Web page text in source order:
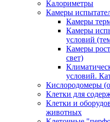
Калориметры
Камеры
Камеры
Камеры
условий
Камеры
свет)
условий.
Кислородомеры
Клетки для
Клетки и
животных